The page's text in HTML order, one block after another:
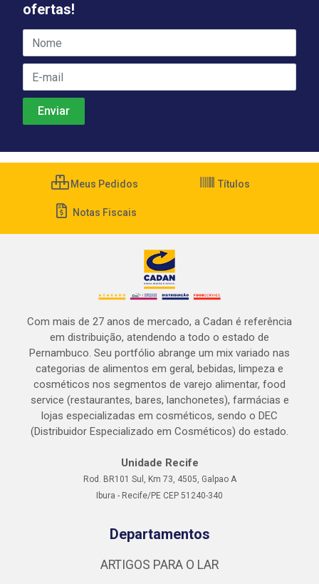
ofertas!
Meus Pedidos Títulos
Notas Fiscais
Com mais de 27 anos de mercado, a Cadan é referência
em distribuição, atendendo a todo o estado de
Pernambuco. Seu portfólio abrange um mix variado nas
categorias de alimentos em geral, bebidas, limpeza e
cosméticos nos segmentos de varejo alimentar, food
service (restaurantes, bares, lanchonetes), farmácias e
lojas especializadas em cosméticos, sendo o DEC
(Distribuidor Especializado em Cosméticos) do estado.
Unidade Recife
Rod. BR101 Sul, Km 73, 4505, Galpao A
Ibura - Recife/PE CEP 51240-340
Departamentos
ARTIGOS PARA O LAR